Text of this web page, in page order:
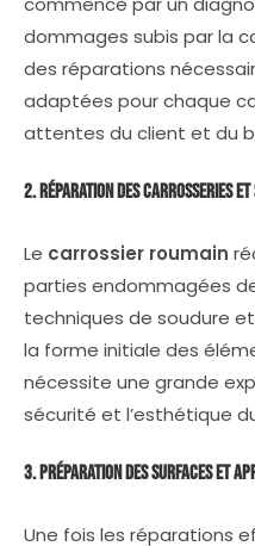
dommages subis par la
des réparations
adaptées pour chaque
attentes du client et du
2. Réparation des Carrosseries et
Le carrossier roumain
parties endommagées
techniques de soudure
la forme initiale des
nécessite une grande
sécurité et l’esthétique
3. Préparation des Surfaces et
Une fois les réparations